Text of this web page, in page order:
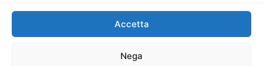
Accetta
Nega
P.IVA: 06334930820
Mercurio Comunicazione Società Cooperativa a r.l. è
iscritta al Registro degli Operatori di Comunicazione al